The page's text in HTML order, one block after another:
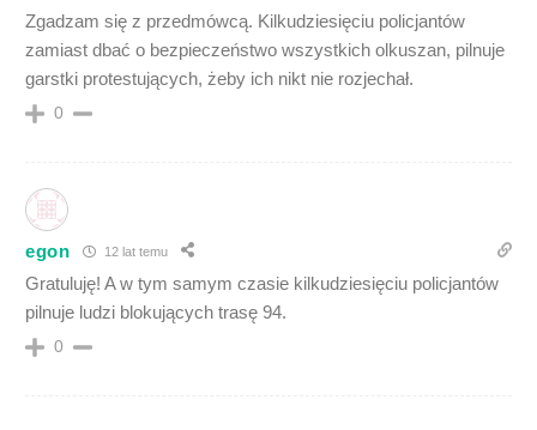
Zgadzam się z przedmówcą. Kilkudziesięciu policjantów
zamiast dbać o bezpieczeństwo wszystkich olkuszan, pilnuje
garstki protestujących, żeby ich nikt nie rozjechał.
0
egon 12 lat temu
Gratuluję! A w tym samym czasie kilkudziesięciu policjantów
pilnuje ludzi blokujących trasę 94.
0